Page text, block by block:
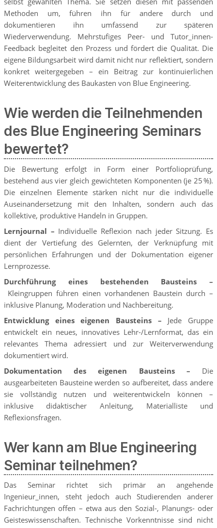
Methoden um, führen ihn für andere durch und
dokumentieren ihn umfassend zur späteren
Wiederverwendung. Mehrstufiges Peer- und Tutor_innen-
Feedback begleitet den Prozess und fördert die Qualität. Die
eigene Bildungsarbeit wird damit nicht nur reflektiert, sondern
konkret weitergegeben – ein Beitrag zur kontinuierlichen
Weiterentwicklung des Baukasten von Blue Engineering.
Wie werden die Teilnehmenden
des Blue Engineering Seminars
bewertet?
Die Bewertung erfolgt in Form einer Portfolioprüfung,
bestehend aus vier gleich gewichteten Komponenten (je 25 %).
Die einzelnen Elemente stärken nicht nur die individuelle
Auseinandersetzung mit den Inhalten, sondern auch das
kollektive, produktive Handeln in Gruppen.
Lernjournal – Individuelle Reflexion nach jeder Sitzung. Es
dient der Vertiefung des Gelernten, der Verknüpfung mit
persönlichen Erfahrungen und der Dokumentation eigener
Lernprozesse.
Durchführung eines bestehenden Bausteins –
Kleingruppen führen einen vorhandenen Baustein durch –
inklusive Planung, Moderation und Nachbereitung.
Entwicklung eines eigenen Bausteins – Jede Gruppe
entwickelt ein neues, innovatives Lehr-/Lernformat, das ein
relevantes Thema adressiert und zur Weiterverwendung
dokumentiert wird.
Dokumentation des eigenen Bausteins – Die
ausgearbeiteten Bausteine werden so aufbereitet, dass andere
sie vollständig nutzen und weiterentwickeln können –
inklusive didaktischer Anleitung, Materialliste und
Reflexionsfragen.
Wer kann am Blue Engineering
Seminar teilnehmen?
Das Seminar richtet sich primär an angehende
Ingenieur_innen, steht jedoch auch Studierenden anderer
Fachrichtungen offen – etwa aus den Sozial-, Planungs- oder
Geisteswissenschaften. Technische Vorkenntnisse sind nicht